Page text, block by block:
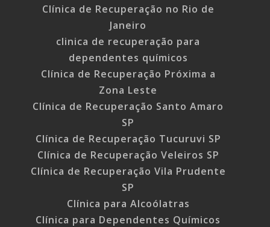
Clínica de Recuperação no Rio de
Janeiro
clinica de recuperação para
dependentes químicos
Clínica de Recuperação Próxima a
Zona Leste
Clínica de Recuperação Santo Amaro
SP
Clínica de Recuperação Tucuruvi SP
Clínica de Recuperação Veleiros SP
Clínica de Recuperação Vila Prudente
SP
Clínica para Alcoólatras
Clínica para Dependentes Químicos